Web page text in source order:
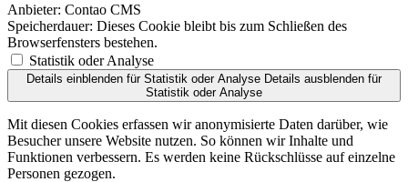
Anbieter: Contao CMS
Speicherdauer: Dieses Cookie bleibt bis zum Schließen des
Browserfensters bestehen.
Statistik oder Analyse
Details einblenden für Statistik oder Analyse Details ausblenden für
Statistik oder Analyse
Mit diesen Cookies erfassen wir anonymisierte Daten darüber, wie
Besucher unsere Website nutzen. So können wir Inhalte und
Funktionen verbessern. Es werden keine Rückschlüsse auf einzelne
Personen gezogen.